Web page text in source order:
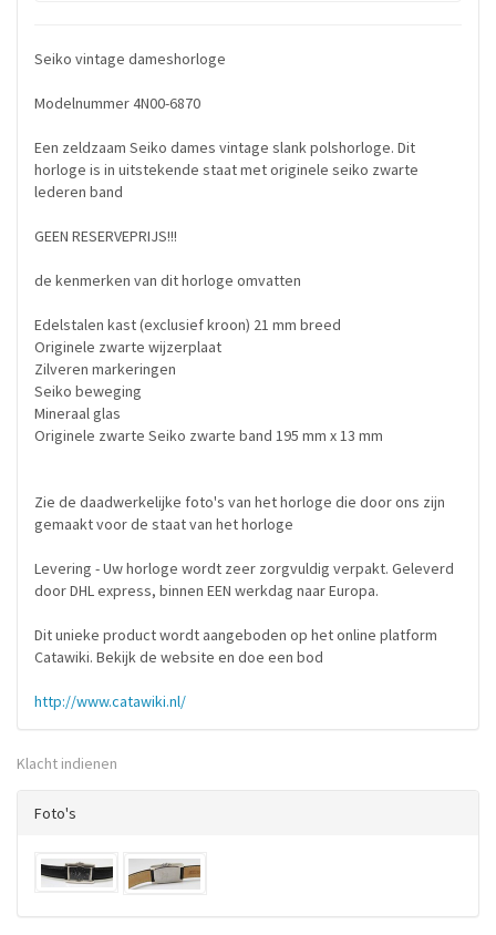
Seiko vintage dameshorloge
Modelnummer 4N00-6870
Een zeldzaam Seiko dames vintage slank polshorloge. Dit
horloge is in uitstekende staat met originele seiko zwarte
lederen band
GEEN RESERVEPRIJS!!!
de kenmerken van dit horloge omvatten
Edelstalen kast (exclusief kroon) 21 mm breed
Originele zwarte wijzerplaat
Zilveren markeringen
Seiko beweging
Mineraal glas
Originele zwarte Seiko zwarte band 195 mm x 13 mm
Zie de daadwerkelijke foto's van het horloge die door ons zijn
gemaakt voor de staat van het horloge
Levering - Uw horloge wordt zeer zorgvuldig verpakt. Geleverd
door DHL express, binnen EEN werkdag naar Europa.
Dit unieke product wordt aangeboden op het online platform
Catawiki. Bekijk de website en doe een bod
http://www.catawiki.nl/
Klacht indienen
Foto's